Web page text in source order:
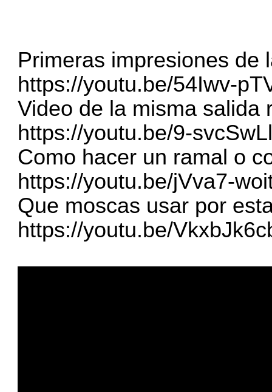
Primeras impresiones de
https://youtu.be/54Iwv-
Video de la misma salida
https://youtu.be/9-
Como hacer un ramal o
https://youtu.be/jVva7-
Que moscas usar por
https://youtu.be/